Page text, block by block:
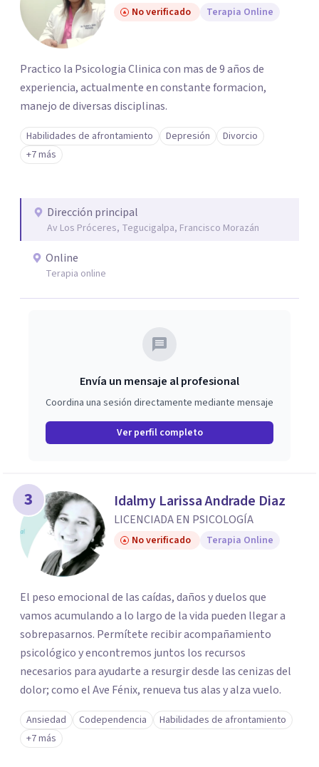
No verificado Terapia Online
Practico la Psicologia Clinica con mas de 9 años de
experiencia, actualmente en constante formacion,
manejo de diversas disciplinas.
Habilidades de afrontamiento Depresión
Divorcio
+7 más
Dirección principal
Av Los Próceres, Tegucigalpa, Francisco Morazán
Online
Terapia online
Envía un mensaje al profesional
Coordina una sesión directamente mediante mensaje
Ver perfil completo
3 Idalmy Larissa Andrade Diaz
LICENCIADA EN PSICOLOGÍA
No verificado Terapia Online
El peso emocional de las caídas, daños y duelos que
vamos acumulando a lo largo de la vida pueden llegar a
sobrepasarnos. Permítete recibir acompañamiento
psicológico y encontremos juntos los recursos
necesarios para ayudarte a resurgir desde las cenizas del
dolor; como el Ave Fénix, renueva tus alas y alza vuelo.
Ansiedad Codependencia
Habilidades de afrontamiento
+7 más